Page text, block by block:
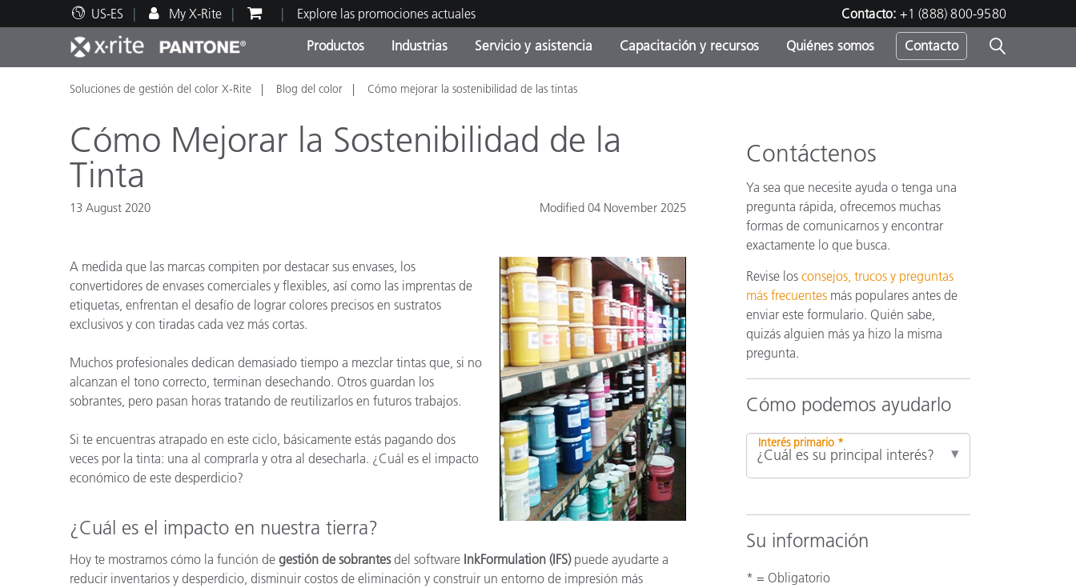
US-ES My X-Rite Explore las promociones actuales Contacto: +1 (888) 800-9580
Productos
Principales productos Categorías de Producto
Productos fuera de
actualización
Online Store
Industrias
Impresión y Empaques
Plásticos
Pinturas y Recubrimientos
Textiles
Fabricantes de Cosméticos
OEM Display & Printer
Food Color Measurement
Ciencias de vida
Productos Electrónicos
Papel
Materiales de Construcción
Bienes Duraderos
Servicio y asistencia
Soporte técnico Servicio y mantenimiento Contacte con nuestro equipo
Capacitación y recursos
Recursos educativos Adiestramiento Consultas y auditorías
Quiénes somos Contacto
Soluciones de gestión del color X-Rite Blog del color Cómo mejorar la sostenibilidad de las tintas
Cómo Mejorar la Sostenibilidad de la
Tinta
13 August 2020 Modified 04 November 2025
A medida que las marcas compiten por destacar sus envases, los
convertidores de envases comerciales y flexibles, así como las imprentas de
etiquetas, enfrentan el desafío de lograr colores precisos en sustratos
exclusivos y con tiradas cada vez más cortas.
Muchos profesionales dedican demasiado tiempo a mezclar tintas que, si no
alcanzan el tono correcto, terminan desechando. Otros guardan los
sobrantes, pero pasan horas tratando de reutilizarlos en futuros trabajos.
Si te encuentras atrapado en este ciclo, básicamente estás pagando dos
veces por la tinta: una al comprarla y otra al desecharla. ¿Cuál es el impacto
económico de este desperdicio?
¿Cuál es el impacto en nuestra tierra?
Hoy te mostramos cómo la función de gestión de sobrantesdel software InkFormulation (IFS)puede ayudarte a
reducir inventarios y desperdicio, disminuir costos de eliminación y construir un entorno de impresión más
Contáctenos
Ya sea que necesite ayuda o tenga una
pregunta rápida, ofrecemos muchas
formas de comunicarnos y encontrar
exactamente lo que busca.
Revise los consejos, trucos y preguntas
más frecuentes más populares antes de
enviar este formulario. Quién sabe,
quizás alguien más ya hizo la misma
pregunta.
Cómo podemos ayudarlo
Interés primario *
Su información
* = Obligatorio